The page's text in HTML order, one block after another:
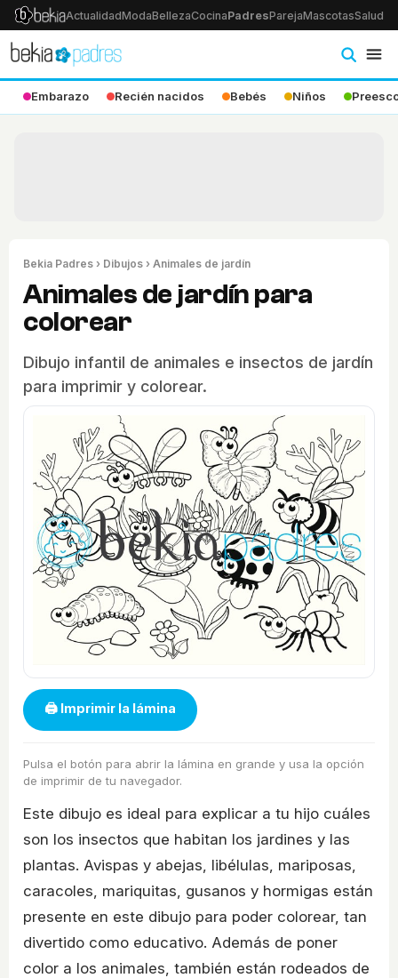
ActualidadModaBellezaCocinaPadresParejaMascotasSalud
Embarazo Recién nacidos Bebés Niños
Bekia Padres › Dibujos › Animales de jardín
Animales de jardín para
colorear
Dibujo infantil de animales e insectos de jardín
para imprimir y colorear.
🖨 Imprimir la lámina
Pulsa el botón para abrir la lámina en grande y usa la opción
de imprimir de tu navegador.
Este dibujo es ideal para explicar a tu hijo cuáles
son los insectos que habitan los jardines y las
plantas. Avispas y abejas, libélulas, mariposas,
caracoles, mariquitas, gusanos y hormigas están
presente en este dibujo para poder colorear, tan
divertido como educativo. Además de poner
color a los animales, también están rodeados de